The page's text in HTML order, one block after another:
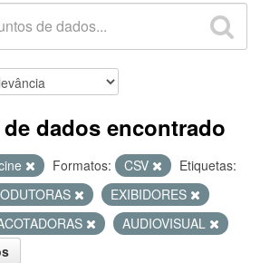
dados encontrado
Formatos: CSV
Etiquetas:
EXIBIDORES
AUDIOVISUAL